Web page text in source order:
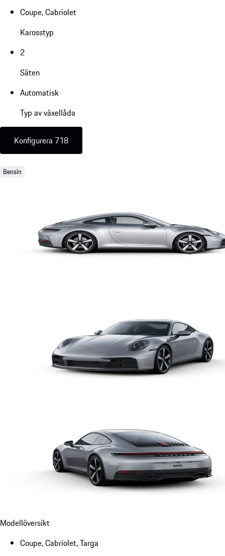
Coupe, Cabriolet
Karosstyp
2
Säten
Automatisk
Typ av växellåda
Konfigurera 718
Bensin
Modellöversikt
Coupe, Cabriolet, Targa